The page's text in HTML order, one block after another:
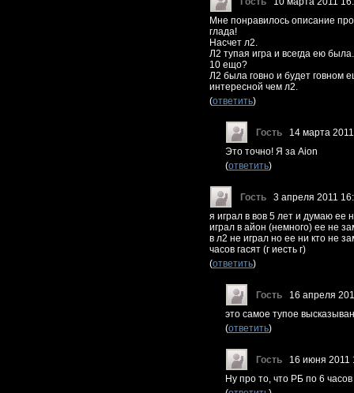
Мне понравилось описание
глада!
Насчет л2.
Л2 тупая игра и всегда ею
10 ещо?
Л2 была говно и будет говном
интересной чем л2.
(ответить)
Гость
14 марта
Это точно! Я за Aion
(ответить)
Гость
3 апреля 2011
я играл в вов 5 лет и думаю ее
играл в айон (немного) ее не
в л2 не играл но ее ни кто не
часов гасят (г иесть г)
(ответить)
Гость
16 апреля
это самое тупое
(ответить)
Гость
16 июня 2011
Ну про то, что РБ по 6